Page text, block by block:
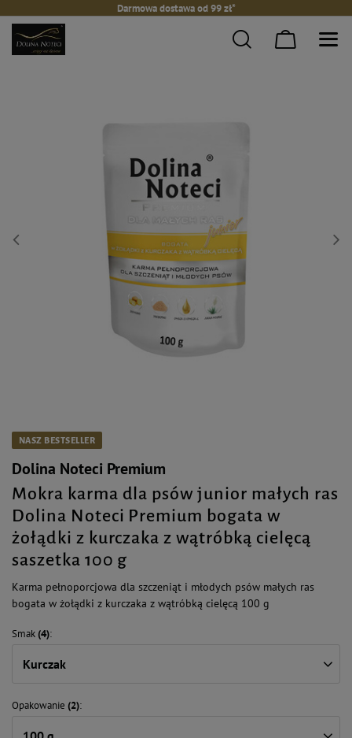
Darmowa dostawa od 99 zł*
NASZ BESTSELLER
Dolina Noteci Premium
Mokra karma dla psów junior małych ras
Dolina Noteci Premium bogata w
żołądki z kurczaka z wątróbką cielęcą
saszetka 100 g
Karma pełnoporcjowa dla szczeniąt i młodych psów małych ras
bogata w żołądki z kurczaka z wątróbką cielęcą 100 g
Smak(4)
Kurczak
Opakowanie (2)